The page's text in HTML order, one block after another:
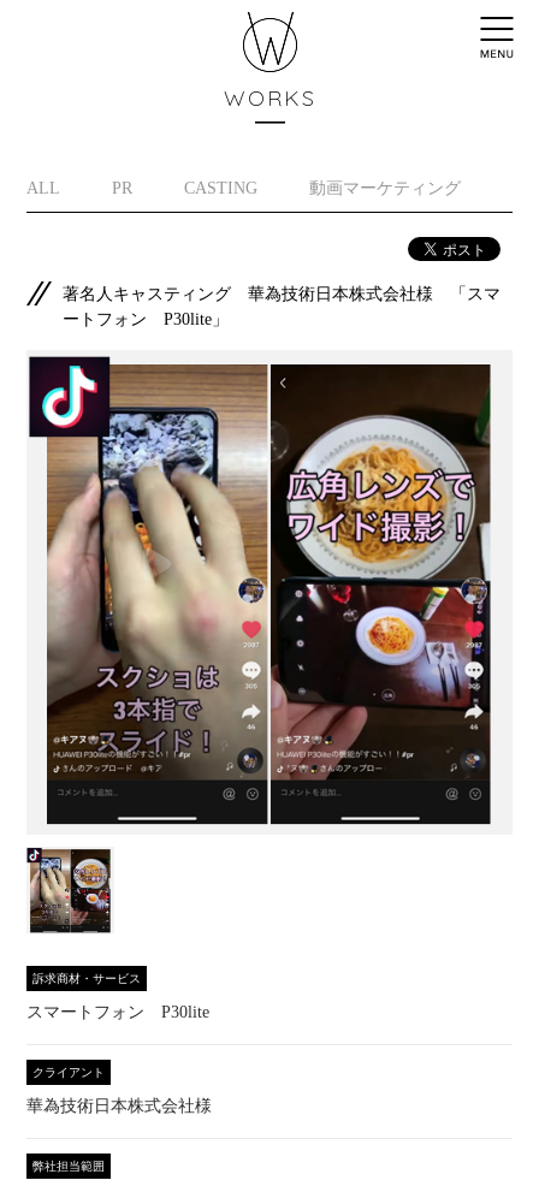
WORKS
ALL PR CASTING 動画マーケティング
著名人キャスティング 華為技術日本株式会社様 「スマ
ートフォン P30lite」
訴求商材・サービス
スマートフォン P30lite
クライアント
華為技術日本株式会社様
弊社担当範囲